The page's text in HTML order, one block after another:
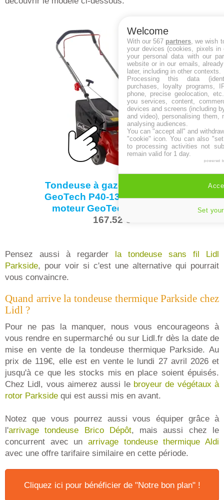
Tondeuse à gazon thermique
GeoTech P40-130B EVO avec
moteur GeoTech de 132cc
167.52 €
Pensez aussi à regarder la tondeuse sans fil Lidl
Parkside, pour voir si c'est une alternative qui pourrait
vous convaincre.
Quand arrive la tondeuse thermique Parkside chez
Lidl ?
Pour ne pas la manquer, nous vous encourageons à
vous rendre en supermarché ou sur Lidl.fr dès la date de
mise en vente de la tondeuse thermique Parkside. Au
prix de 119€, elle est en vente le lundi 27 avril 2026 et
jusqu'à ce que les stocks mis en place soient épuisés.
Chez Lidl, vous aimerez aussi le broyeur de végétaux à
rotor Parkside qui est aussi mis en avant.
Notez que vous pourrez aussi vous équiper grâce à
l'arrivage tondeuse Brico Dépôt, mais aussi chez le
concurrent avec un arrivage tondeuse thermique Aldi
avec une offre tarifaire similaire en cette période.
Cliquez ici pour bénéficier de "Notre bon plan" !
Welcome
With our 567 partners , we wish
your devices (cookies, pixels
your personal data with our
website or in our emails,
later, including in other contexts.
Processing this data
purchases, loyalty programs,
phone, precise geolocation,
you services, content,
devices and screens (including
and video), personalising them,
analysing audiences.
You can "accept all" and
"cookie" icon. You can also
to processing activities not
remain valid for 1 day.
powered
Set